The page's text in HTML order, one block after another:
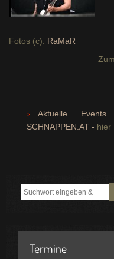
Fotos (c): RaMaR
Aktuelle Events
SCHNAPPEN.AT - hier
Termine